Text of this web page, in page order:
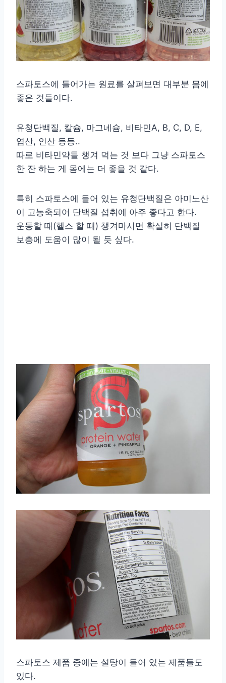
스파토스에 들어가는 원료를 살펴보면 대부분 몸에
좋은 것들이다.
유청단백질, 칼슘, 마그네슘, 비타민A, B, C, D, E,
엽산, 인산 등등..
따로 비타민약들 챙겨 먹는 것 보다 그냥 스파토스
한 잔 하는 게 몸에는 더 좋을 것 같다.
특히 스파토스에 들어 있는 유청단백질은 아미노산
이 고농축되어 단백질 섭취에 아주 좋다고 한다.
운동할 때(헬스 할 때) 챙겨마시면 확실히 단백질
보충에 도움이 많이 될 듯 싶다.
스파토스 제품 중에는 설탕이 들어 있는 제품들도
있다.